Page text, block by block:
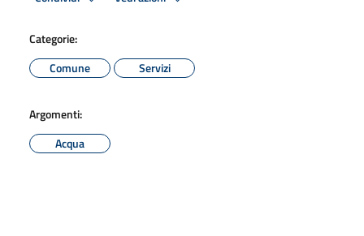
Categorie:
Comune
Servizi
Argomenti:
Acqua